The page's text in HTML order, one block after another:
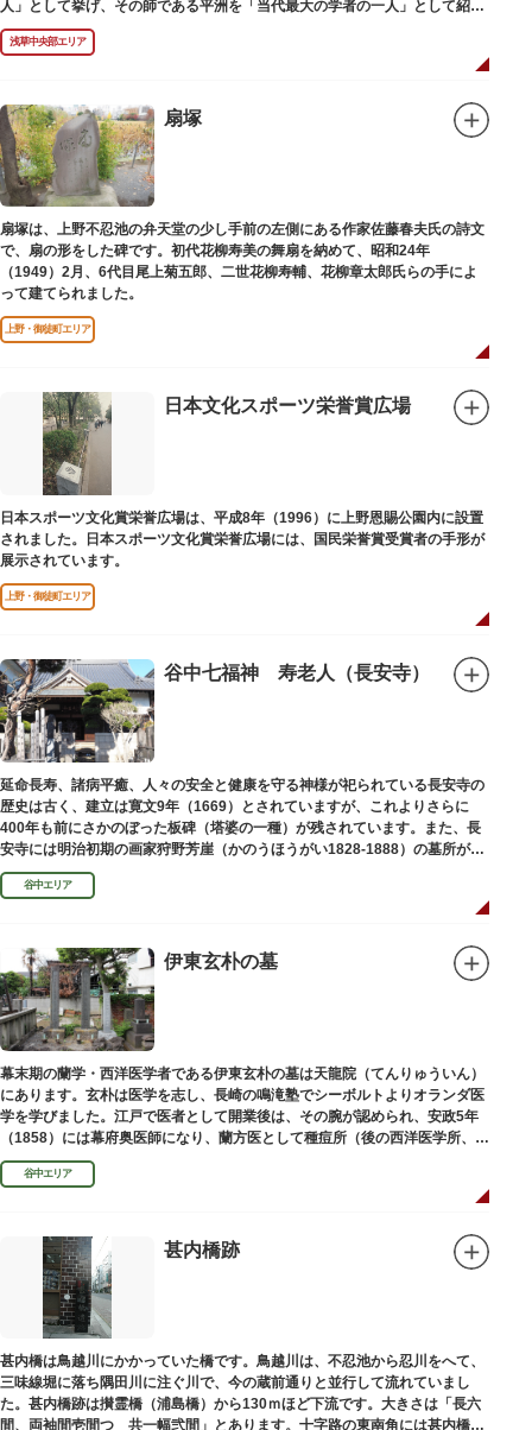
人」として挙げ、その師である平洲を「当代最大の学者の一人」として紹介
しています。お墓は天嶽院（てんがくいん）境内にあります。
浅草中央部エリア
扇塚
扇塚は、上野不忍池の弁天堂の少し手前の左側にある作家佐藤春夫氏の詩文
で、扇の形をした碑です。初代花柳寿美の舞扇を納めて、昭和24年
（1949）2月、6代目尾上菊五郎、二世花柳寿輔、花柳章太郎氏らの手によ
って建てられました。
上野・御徒町エリア
日本文化スポーツ栄誉賞広場
日本スポーツ文化賞栄誉広場は、平成8年（1996）に上野恩賜公園内に設置
されました。日本スポーツ文化賞栄誉広場には、国民栄誉賞受賞者の手形が
展示されています。
上野・御徒町エリア
谷中七福神 寿老人（長安寺）
延命長寿、諸病平癒、人々の安全と健康を守る神様が祀られている長安寺の
歴史は古く、建立は寛文9年（1669）とされていますが、これよりさらに
400年も前にさかのぼった板碑（塔婆の一種）が残されています。また、長
安寺には明治初期の画家狩野芳崖（かのうほうがい1828-1888）の墓所があ
ります。
谷中エリア
伊東玄朴の墓
幕末期の蘭学・西洋医学者である伊東玄朴の墓は天龍院（てんりゅういん）
にあります。玄朴は医学を志し、長崎の鳴滝塾でシーボルトよりオランダ医
学を学びました。江戸で医者として開業後は、その腕が認められ、安政5年
（1858）には幕府奥医師になり、蘭方医として種痘所（後の西洋医学所、現
東京大学医学部）の開設などに尽力し、明治4年（1871）72歳で没しまし
た。谷中エリア
甚内橋跡
甚内橋は鳥越川にかかっていた橋です。鳥越川は、不忍池から忍川をへて、
三味線堀に落ち隅田川に注ぐ川で、今の蔵前通りと並行して流れていまし
た。甚内橋跡は攅霊橋（浦島橋）から130ｍほど下流です。大きさは「長六
間、両袖間壱間つゞ共一幅弐間」とあります。十字路の東南角には甚内橋跡